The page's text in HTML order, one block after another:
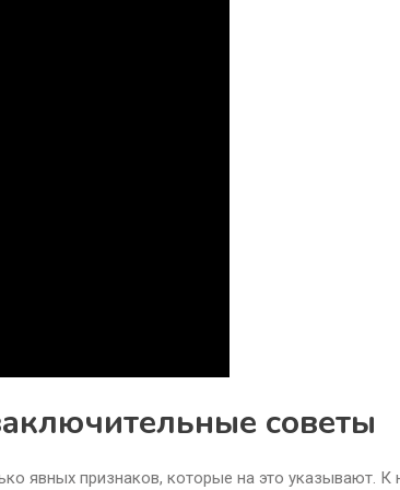
советы
явных признаков, которые на это указывают. К